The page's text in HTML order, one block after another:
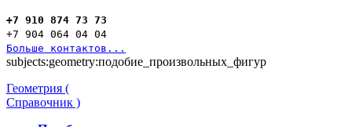
+7 910 874 73 73
+7 904 064 04 04
Больше контактов...
subjects:geometry:подобие_произвольных_фигур
Геометрия (
Справочник )